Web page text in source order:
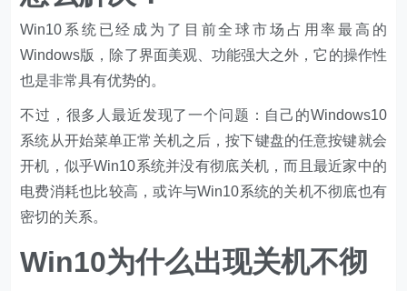
​​Win10系统已经成为了目前全球市场占用率最高的
Windows版，除了界面美观、功能强大之外，它的操作性
也是非常具有优势的。
不过，很多人最近发现了一个问题：自己的Windows10
系统从开始菜单正常关机之后，按下键盘的任意按键就会
开机，似乎Win10系统并没有彻底关机，而且最近家中的
电费消耗也比较高，或许与Win10系统的关机不彻底也有
密切的关系。
Win10为什么出现关机不彻